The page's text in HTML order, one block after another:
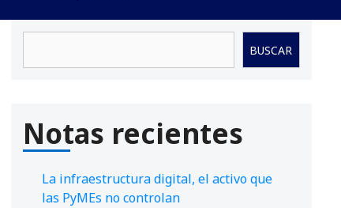
BUSCAR
Notas recientes
La infraestructura digital, el activo que
las PyMEs no controlan